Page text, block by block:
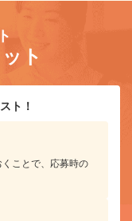
ト
ト！
ことで、応募時の